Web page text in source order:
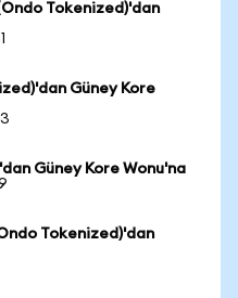
Tokenized)'dan
Güney Kore
Güney Kore Wonu'na
Tokenized)'dan